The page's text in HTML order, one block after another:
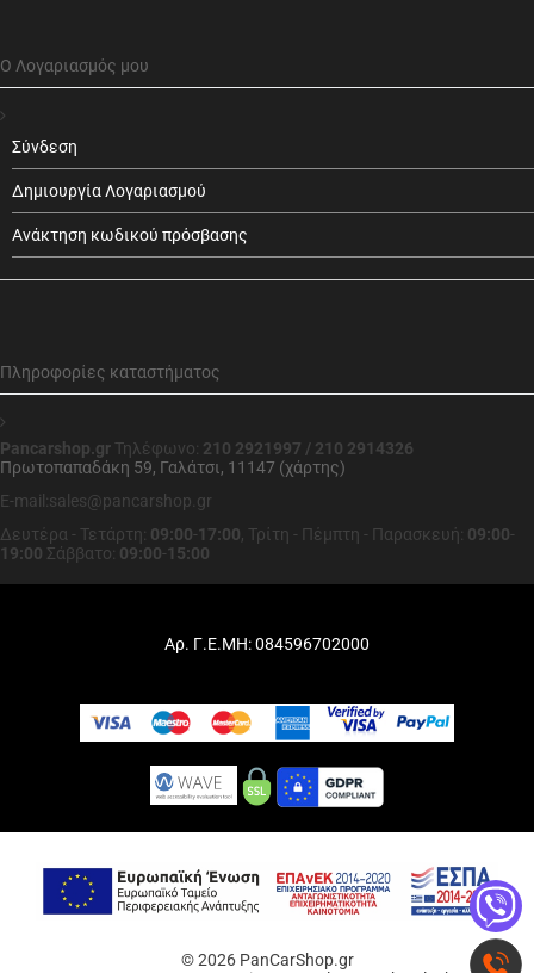
Ο Λογαριασμός μου
Σύνδεση
Δημιουργία Λογαριασμού
Ανάκτηση κωδικού πρόσβασης
Πληροφορίες καταστήματος
Pancarshop.gr Τηλέφωνο: 210 2921997 / 210 2914326
Πρωτοπαπαδάκη 59, Γαλάτσι, 11147 (χάρτης)
E-mail:sales@pancarshop.gr
Δευτέρα - Τετάρτη: 09:00-17:00, Τρίτη - Πέμπτη - Παρασκευή: 09:00-
19:00 Σάββατο: 09:00-15:00
Αρ. Γ.Ε.ΜΗ: 084596702000
© 2026 PanCarShop.gr